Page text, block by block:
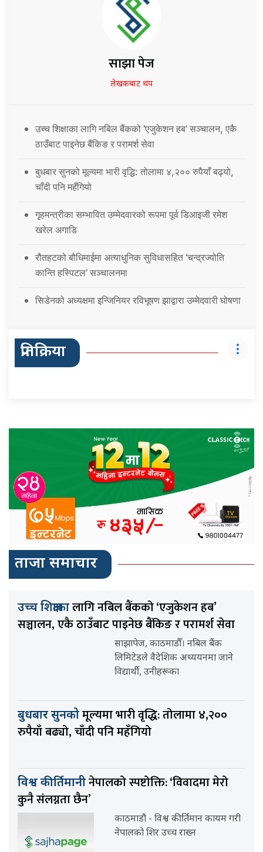
साझा पेज
लेखकबाट थप
उच्च शिक्षाका लागि नबिल बैंकको ‘एजुकेशन हब’ सञ्चालन, एकै
ठाउँबाट पाइनेछ बैंकिङ र परामर्श सेवा
बुधबार सुनको मूल्यमा भारी वृद्धि: तोलामा ४,२०० रुपैयाँ बढ्यो,
चाँदी पनि महँगियो
गृहमन्त्रीका सम्भावित उम्मेदवारको रूपमा पूर्व डिआइजी रमेश
खरेल अगाडि
रौतहटको बौधिमाईमा अत्याधुनिक सुविधासहित ‘चन्द्रज्योति
कान्ति हस्पिटल’ सञ्चालनमा
सिडेनको अध्यक्षमा इन्जिनियर रविभूषण झाद्वारा उम्मेदवारी घोषणा
प्रतिक्रिया
ताजा समाचार
उच्च शिक्षाकालागि नबिल बैंकको ‘एजुकेशन हब’
सञ्चालन, एकै ठाउँबाट पाइनेछ बैंकिङ र परामर्श सेवा
साझापेज, काठमाडौँ। नबिल बैंक
लिमिटेडले वैदेशिक अध्ययनमा जाने
विद्यार्थी, उनीहरूका
बुधबार सुनकोमूल्यमा भारी वृद्धि: तोलामा ४,२००
रुपैयाँ बढ्यो, चाँदी पनि महँगियो
विश्व कीर्तिमानीनेपालको स्पष्टोक्ति: ‘विवादमा मेरो
कुनै संलग्नता छैन’
काठमाडौ - विश्व कीर्तिमान कायम गरी
नेपालको शिर उच्च राख्न